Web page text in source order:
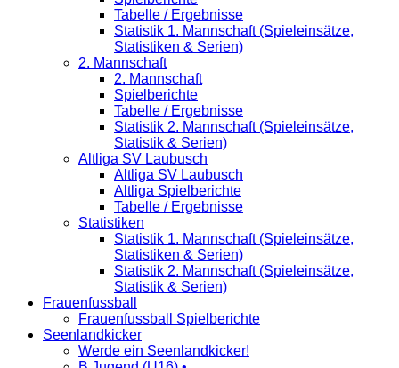
Tabelle / Ergebnisse
Statistik 1. Mannschaft (Spieleinsätze,
Statistiken & Serien)
2. Mannschaft
2. Mannschaft
Spielberichte
Tabelle / Ergebnisse
Statistik 2. Mannschaft (Spieleinsätze,
Statistik & Serien)
Altliga SV Laubusch
Altliga SV Laubusch
Altliga Spielberichte
Tabelle / Ergebnisse
Statistiken
Statistik 1. Mannschaft (Spieleinsätze,
Statistiken & Serien)
Statistik 2. Mannschaft (Spieleinsätze,
Statistik & Serien)
Frauenfussball
Frauenfussball Spielberichte
Seenlandkicker
Werde ein Seenlandkicker!